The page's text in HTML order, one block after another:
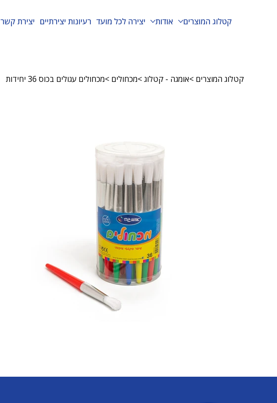
קטלוג המוצרים אודות יצירה לכל מועד רעיונות יצירתיים יצירת קשר
קטלוג המוצרים >אומגה - קטלוג>מכחולים >מכחולים עגולים בכוס 36 יחידות